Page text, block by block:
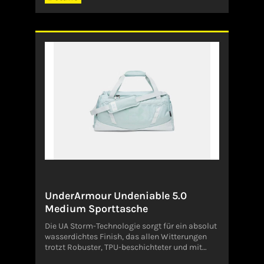
570Angaben zum Hersteller (EU-
Produktsicherheitsverordnung,
UnderArmour Undeniable 5.0
Medium Sporttasche
Die UA Storm-Technologie sorgt für ein absolut
wasserdichtes Finish, das allen Witterungen
trotzt Robuster, TPU-beschichteter und mit